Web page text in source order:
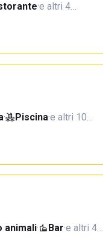
·e altri 4…
· Piscina·e altri 10…
animali· Bar·e altri 4…